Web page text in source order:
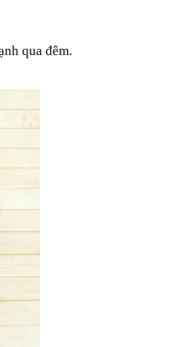
qua đêm.